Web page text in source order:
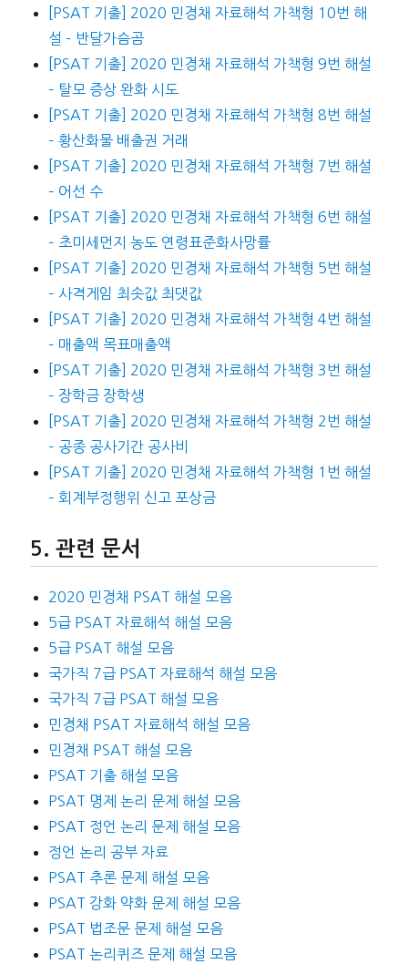
[PSAT 기출] 2020 민경채 자료해석 가책형 10번 해
설 – 반달가슴곰
[PSAT 기출] 2020 민경채 자료해석 가책형 9번 해설
– 탈모 증상 완화 시도
[PSAT 기출] 2020 민경채 자료해석 가책형 8번 해설
– 황산화물 배출권 거래
[PSAT 기출] 2020 민경채 자료해석 가책형 7번 해설
– 어선 수
[PSAT 기출] 2020 민경채 자료해석 가책형 6번 해설
– 초미세먼지 농도 연령표준화사망률
[PSAT 기출] 2020 민경채 자료해석 가책형 5번 해설
– 사격게임 최솟값 최댓값
[PSAT 기출] 2020 민경채 자료해석 가책형 4번 해설
– 매출액 목표매출액
[PSAT 기출] 2020 민경채 자료해석 가책형 3번 해설
– 장학금 장학생
[PSAT 기출] 2020 민경채 자료해석 가책형 2번 해설
– 공종 공사기간 공사비
[PSAT 기출] 2020 민경채 자료해석 가책형 1번 해설
– 회계부정행위 신고 포상금
관련 문서
2020 민경채 PSAT 해설 모음
5급 PSAT 자료해석 해설 모음
5급 PSAT 해설 모음
국가직 7급 PSAT 자료해석 해설 모음
국가직 7급 PSAT 해설 모음
민경채 PSAT 자료해석 해설 모음
민경채 PSAT 해설 모음
PSAT 기출 해설 모음
PSAT 명제 논리 문제 해설 모음
PSAT 정언 논리 문제 해설 모음
정언 논리 공부 자료
PSAT 추론 문제 해설 모음
PSAT 강화 약화 문제 해설 모음
PSAT 법조문 문제 해설 모음
PSAT 논리퀴즈 문제 해설 모음